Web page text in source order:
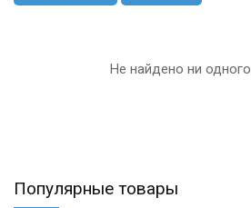
Не найдено ни
Популярные товары